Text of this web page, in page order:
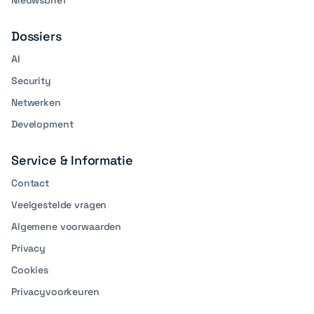
Dossiers
AI
Security
Netwerken
Development
Service & Informatie
Contact
Veelgestelde vragen
Algemene voorwaarden
Privacy
Cookies
Privacyvoorkeuren